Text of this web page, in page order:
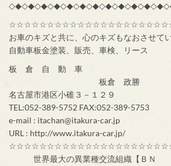
お車のキズと共に、心のキズもなおさせて
自動車板金塗装、販売、車検、リース
板 倉 自 動 車
板倉 政勝
名古屋市港区小碓３－１２９
TEL:052-389-5752 FAX:052-389-5753
e-mail : itachan@itakura-car.jp
URL : http://www.itakura-car.jp/
世界最大の異業種交流組織【ＢＮ